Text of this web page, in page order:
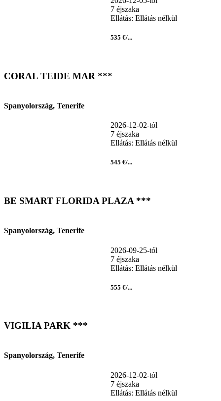
7 éjszaka
Ellátás: Ellátás nélkül
535 €/...
CORAL TEIDE MAR ***
Spanyolország, Tenerife
2026-12-02-tól
7 éjszaka
Ellátás: Ellátás nélkül
545 €/...
BE SMART FLORIDA PLAZA ***
Spanyolország, Tenerife
2026-09-25-tól
7 éjszaka
Ellátás: Ellátás nélkül
555 €/...
VIGILIA PARK ***
Spanyolország, Tenerife
2026-12-02-tól
7 éjszaka
Ellátás: Ellátás nélkül